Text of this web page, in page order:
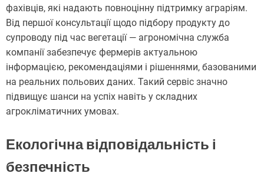
фахівців, які надають повноцінну підтримку аграріям.
Від першої консультації щодо підбору продукту до
супроводу під час вегетації — агрономічна служба
компанії забезпечує фермерів актуальною
інформацією, рекомендаціями і рішеннями, базованими
на реальних польових даних. Такий сервіс значно
підвищує шанси на успіх навіть у складних
агрокліматичних умовах.
Екологічна відповідальність і
безпечність